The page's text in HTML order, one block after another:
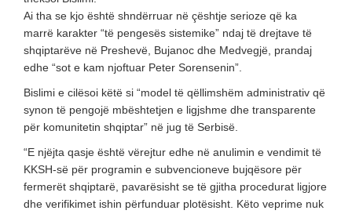
Ai tha se kjo është shndërruar në çështje serioze që ka
marrë karakter “të pengesës sistemike” ndaj të drejtave të
shqiptarëve në Preshevë, Bujanoc dhe Medvegjë, prandaj
edhe “sot e kam njoftuar Peter Sorensenin”.
Bislimi e cilësoi këtë si “model të qëllimshëm administrativ që
synon të pengojë mbështetjen e ligjshme dhe transparente
për komunitetin shqiptar” në jug të Serbisë.
“E njëjta qasje është vërejtur edhe në anulimin e vendimit të
KKSH-së për programin e subvencioneve bujqësore për
fermerët shqiptarë, pavarësisht se të gjitha procedurat ligjore
dhe verifikimet ishin përfunduar plotësisht. Këto veprime nuk